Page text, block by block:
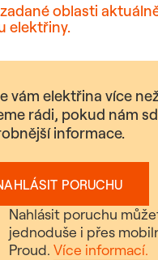
oblasti
elektřiny.
vám elektřina více
rádi, pokud nám
informace.
PORUCHU
Nahlásit poruchu
jednoduše i přes
Proud. Více informací.